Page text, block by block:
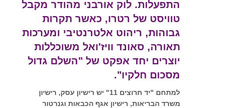
התפעלות. לוק אורבני מהודר מקבל
טוויסט של רטרו, כאשר תקרות
גבוהות, ריהוט אלטרנטיבי ומערכות
תאורה, סאונד וויז'ואל משוכללות
יוצרים יחד אפקט של "השלם גדול
מסכום חלקיו".
למתחם "יד חרוצים 11" יש רישיון עסק, רישיון
משרד הבריאות, רישיון אגף הכבאות וגנרטור